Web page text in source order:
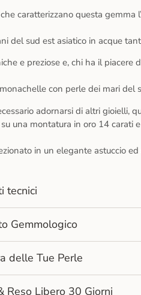
caratterizzano questa
del sud est asiatico in acque
e preziose e, chi ha il
con perle dei mari del
adornarsi di altri gioielli,
una montatura in oro 14
in un elegante astuccio
tecnici
Gemmologico
delle Tue Perle
Reso Libero 30 Giorni